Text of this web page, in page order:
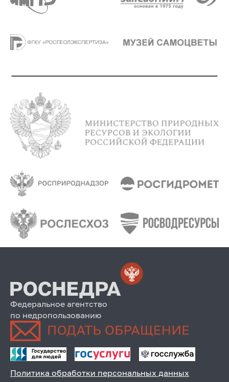
Федеральное агентство
по недропользованию
Политика обработки персональных данных